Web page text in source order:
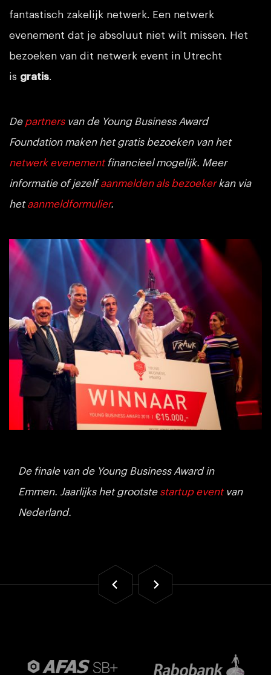
fantastisch zakelijk netwerk. Een netwerk
evenement dat je absoluut niet wilt missen. Het
bezoeken van dit netwerk event in Utrecht
is gratis.
De partnersvan de Young Business Award
Foundation maken het gratis bezoeken van het
netwerk evenementfinancieel mogelijk. Meer
informatie of jezelf aanmelden als bezoekerkan via
hetaanmeldformulier.
De finale van de Young Business Award in
Emmen. Jaarlijks het grootste startup eventvan
Nederland.